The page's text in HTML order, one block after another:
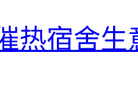
热宿舍